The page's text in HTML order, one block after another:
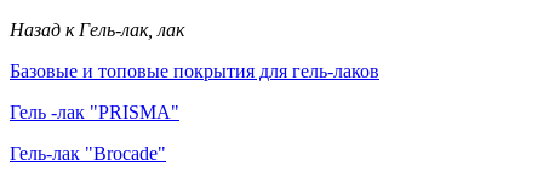
Назад к Гель-лак, лак
Базовые и топовые покрытия для гель-лаков
Гель -лак "PRISMA"
Гель-лак "Brocade"